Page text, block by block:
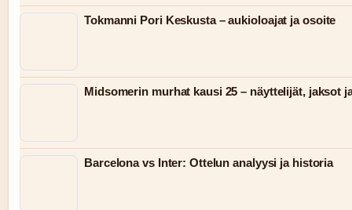
Tokmanni Pori Keskusta – aukioloajat ja osoite
Midsomerin murhat kausi 25 – näyttelijät, jaksot
Barcelona vs Inter: Ottelun analyysi ja historia